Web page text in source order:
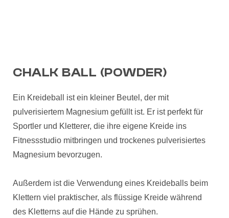
CHALK BALL (POWDER)
Ein Kreideball ist ein kleiner Beutel, der mit
pulverisiertem Magnesium gefüllt ist. Er ist perfekt für
Sportler und Kletterer, die ihre eigene Kreide ins
Fitnessstudio mitbringen und trockenes pulverisiertes
Magnesium bevorzugen.
Außerdem ist die Verwendung eines Kreideballs beim
Klettern viel praktischer, als flüssige Kreide während
des Kletterns auf die Hände zu sprühen.